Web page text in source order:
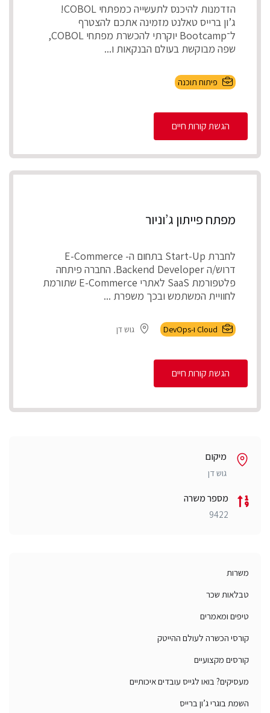
הזדמנות להיכנס לתעשייה כמפתחי COBOL!
ג’ון ברייס טאלנט מזמינה אתכם להצטרף
ל־Bootcamp יוקרתי להכשרת מפתחי COBOL,
שפה מבוקשת בעולם הבנקאות ו...
פיתוח תוכנה
הגשת קורות חיים
מפתח פייתון ג’וניור
לחברת Start-Up בתחום ה- E-Commerce
דרוש/ה Backend Developer. החברה פיתחה
פלטפורמת SaaS לאתרי E-Commerce שתורמת
לחוויית המשתמש ובכך משפרת ...
Cloud ו-DevOps גוש דן
הגשת קורות חיים
מיקום
גוש דן
מספר משרה
9422
משרות
טבלאות שכר
טיפים ומאמרים
קורסי הכשרה לעולם ההייטק
קורסים מקצועיים
מעסיקים? בואו לגייס עובדים איכותיים
השמת בוגרי ג’ון ברייס